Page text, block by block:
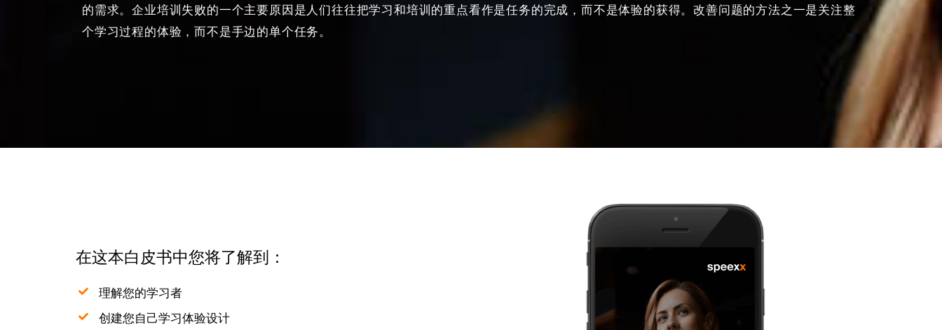
的需求。企业培训失败的一个主要原因是人们往往把学习和培训的重点看作是任务的完成，而不是体验的获得。改善问题的方法之一是关注整
个学习过程的体验，而不是手边的单个任务。
在这本白皮书中您将了解到：
理解您的学习者
创建您自己学习体验设计